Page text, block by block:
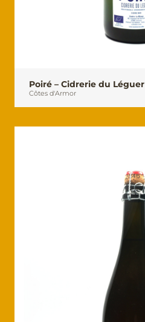
Poiré – Cidrerie du Léguer
Côtes d'Armor